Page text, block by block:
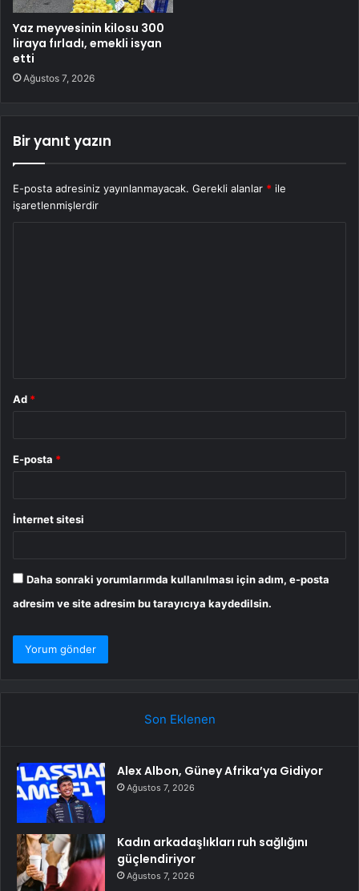
Yaz meyvesinin kilosu 300
liraya fırladı, emekli isyan
etti
Ağustos 7, 2026
Bir yanıt yazın
E-posta adresiniz yayınlanmayacak. Gerekli alanlar * ile
işaretlenmişlerdir
Ad *
E-posta *
İnternet sitesi
Daha sonraki yorumlarımda kullanılması için adım, e-posta
adresim ve site adresim bu tarayıcıya kaydedilsin.
Son Eklenen
Alex Albon, Güney Afrika’ya Gidiyor
Ağustos 7, 2026
Kadın arkadaşlıkları ruh sağlığını
güçlendiriyor
Ağustos 7, 2026